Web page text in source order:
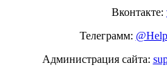
Вконтакте:
Телеграмм:
Администрация сайта: